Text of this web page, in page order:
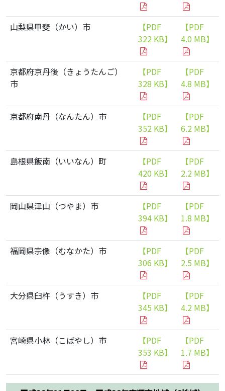
山梨県甲斐（かい）市
【PDF
322 KB】
【PDF
4.0 MB】
京都府京丹後（きょうたんご）
市
【PDF
328 KB】
【PDF
4.8 MB】
京都府南丹（なんたん）市
【PDF
352 KB】
【PDF
6.2 MB】
島根県飯南（いいなん）町
【PDF
420 KB】
【PDF
2.2 MB】
岡山県津山（つやま）市
【PDF
394 KB】
【PDF
1.8 MB】
福岡県宗像（むなかた）市
【PDF
306 KB】
【PDF
2.5 MB】
大分県臼杵（うすき）市
【PDF
345 KB】
【PDF
4.2 MB】
宮崎県小林（こばやし）市
【PDF
353 KB】
【PDF
1.7 MB】